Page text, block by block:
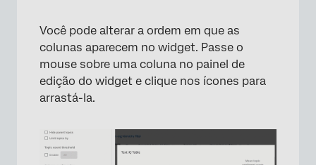
Você pode alterar a ordem em que as
colunas aparecem no widget. Passe o
mouse sobre uma coluna no painel de
edição do widget e clique nos ícones para
arrastá-la.